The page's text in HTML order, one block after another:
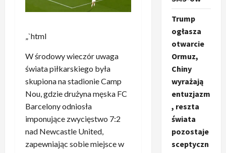
„`html
W środowy wieczór uwaga
świata piłkarskiego była
skupiona na stadionie Camp
Nou, gdzie drużyna męska FC
Barcelony odniosła
imponujące zwycięstwo 7:2
nad Newcastle United,
zapewniając sobie miejsce w
Trump
ogłasza
otwarcie
Ormuz,
Chiny
wyrażają
entuzjazm
, reszta
świata
pozostaje
sceptyczn